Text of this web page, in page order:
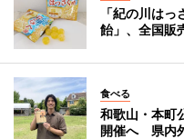
「紀の川は
飴」、全国販
食べる
和歌山・本町
開催へ 県内